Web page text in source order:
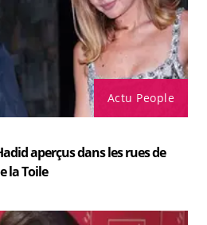
Actu People
aperçus dans les rues de
la Toile